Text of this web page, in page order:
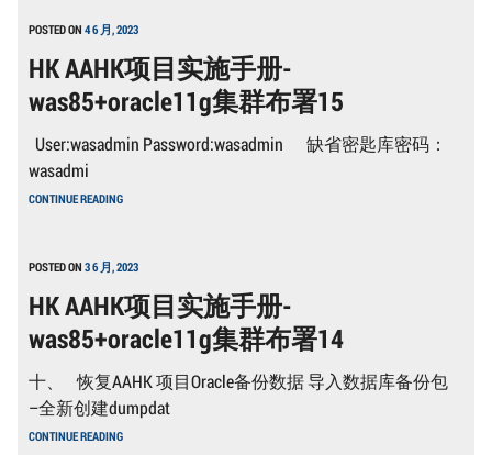
实
手
册-
WAS85+ORACLE11G
集
布
POSTED ON 4 6 月, 2023
HK AAHK项目实施手册-
was85+oracle11g集群布署15
User:wasadmin Password:wasadmin 缺省密匙库密码：
wasadmi
CONTINUE READINGHK
AAHK
实
手
册-
WAS85+ORACLE11G
集
布
署
15
POSTED ON 3 6 月, 2023
HK AAHK项目实施手册-
was85+oracle11g集群布署14
十、 恢复AAHK 项目Oracle备份数据 导入数据库备份包
–全新创建dumpdat
CONTINUE READING
AAHK